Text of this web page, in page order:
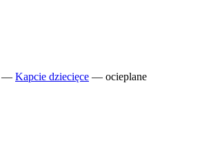
— Kapcie dziecięce — ocieplane